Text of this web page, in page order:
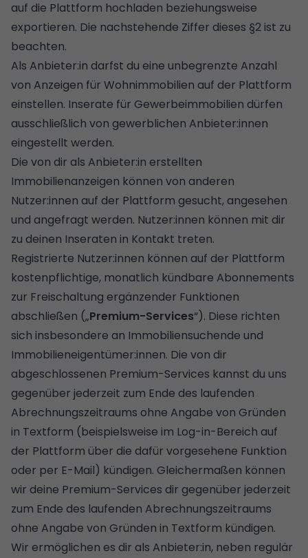
auf die Plattform hochladen beziehungsweise
exportieren. Die nachstehende Ziffer dieses §2 ist zu
beachten.
Als Anbieter:in darfst du eine unbegrenzte Anzahl
von Anzeigen für Wohnimmobilien auf der Plattform
einstellen. Inserate für Gewerbeimmobilien dürfen
ausschließlich von gewerblichen Anbieter:innen
eingestellt werden.
Die von dir als Anbieter:in erstellten
Immobilienanzeigen können von anderen
Nutzer:innen auf der Plattform gesucht, angesehen
und angefragt werden. Nutzer:innen können mit dir
zu deinen Inseraten in Kontakt treten.
Registrierte Nutzer:innen können auf der Plattform
kostenpflichtige, monatlich kündbare Abonnements
zur Freischaltung ergänzender Funktionen
abschließen („Premium-Services“). Diese richten
sich insbesondere an Immobiliensuchende und
Immobilieneigentümer:innen. Die von dir
abgeschlossenen Premium-Services kannst du uns
gegenüber jederzeit zum Ende des laufenden
Abrechnungszeitraums ohne Angabe von Gründen
in Textform (beispielsweise im Log-in-Bereich auf
der Plattform über die dafür vorgesehene Funktion
oder per E-Mail) kündigen. Gleichermaßen können
wir deine Premium-Services dir gegenüber jederzeit
zum Ende des laufenden Abrechnungszeitraums
ohne Angabe von Gründen in Textform kündigen.
Wir ermöglichen es dir als Anbieter:in, neben regulär